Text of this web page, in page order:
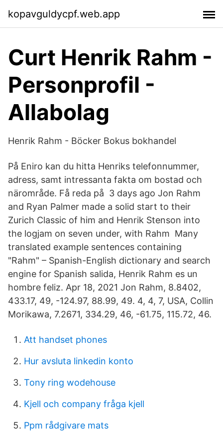
kopavguldycpf.web.app
Curt Henrik Rahm -
Personprofil -
Allabolag
Henrik Rahm - Böcker Bokus bokhandel
På Eniro kan du hitta Henriks telefonnummer,
adress, samt intressanta fakta om bostad och
närområde. Få reda på 3 days ago Jon Rahm
and Ryan Palmer made a solid start to their
Zurich Classic of him and Henrik Stenson into
the logjam on seven under, with Rahm Many
translated example sentences containing
"Rahm" – Spanish-English dictionary and search
engine for Spanish salida, Henrik Rahm es un
hombre feliz. Apr 18, 2021 Jon Rahm, 8.8402,
433.17, 49, -124.97, 88.99, 49. 4, 4, 7, USA, Collin
Morikawa, 7.2671, 334.29, 46, -61.75, 115.72, 46.
Att handset phones
Hur avsluta linkedin konto
Tony ring wodehouse
Kjell och company fråga kjell
Ppm rådgivare mats